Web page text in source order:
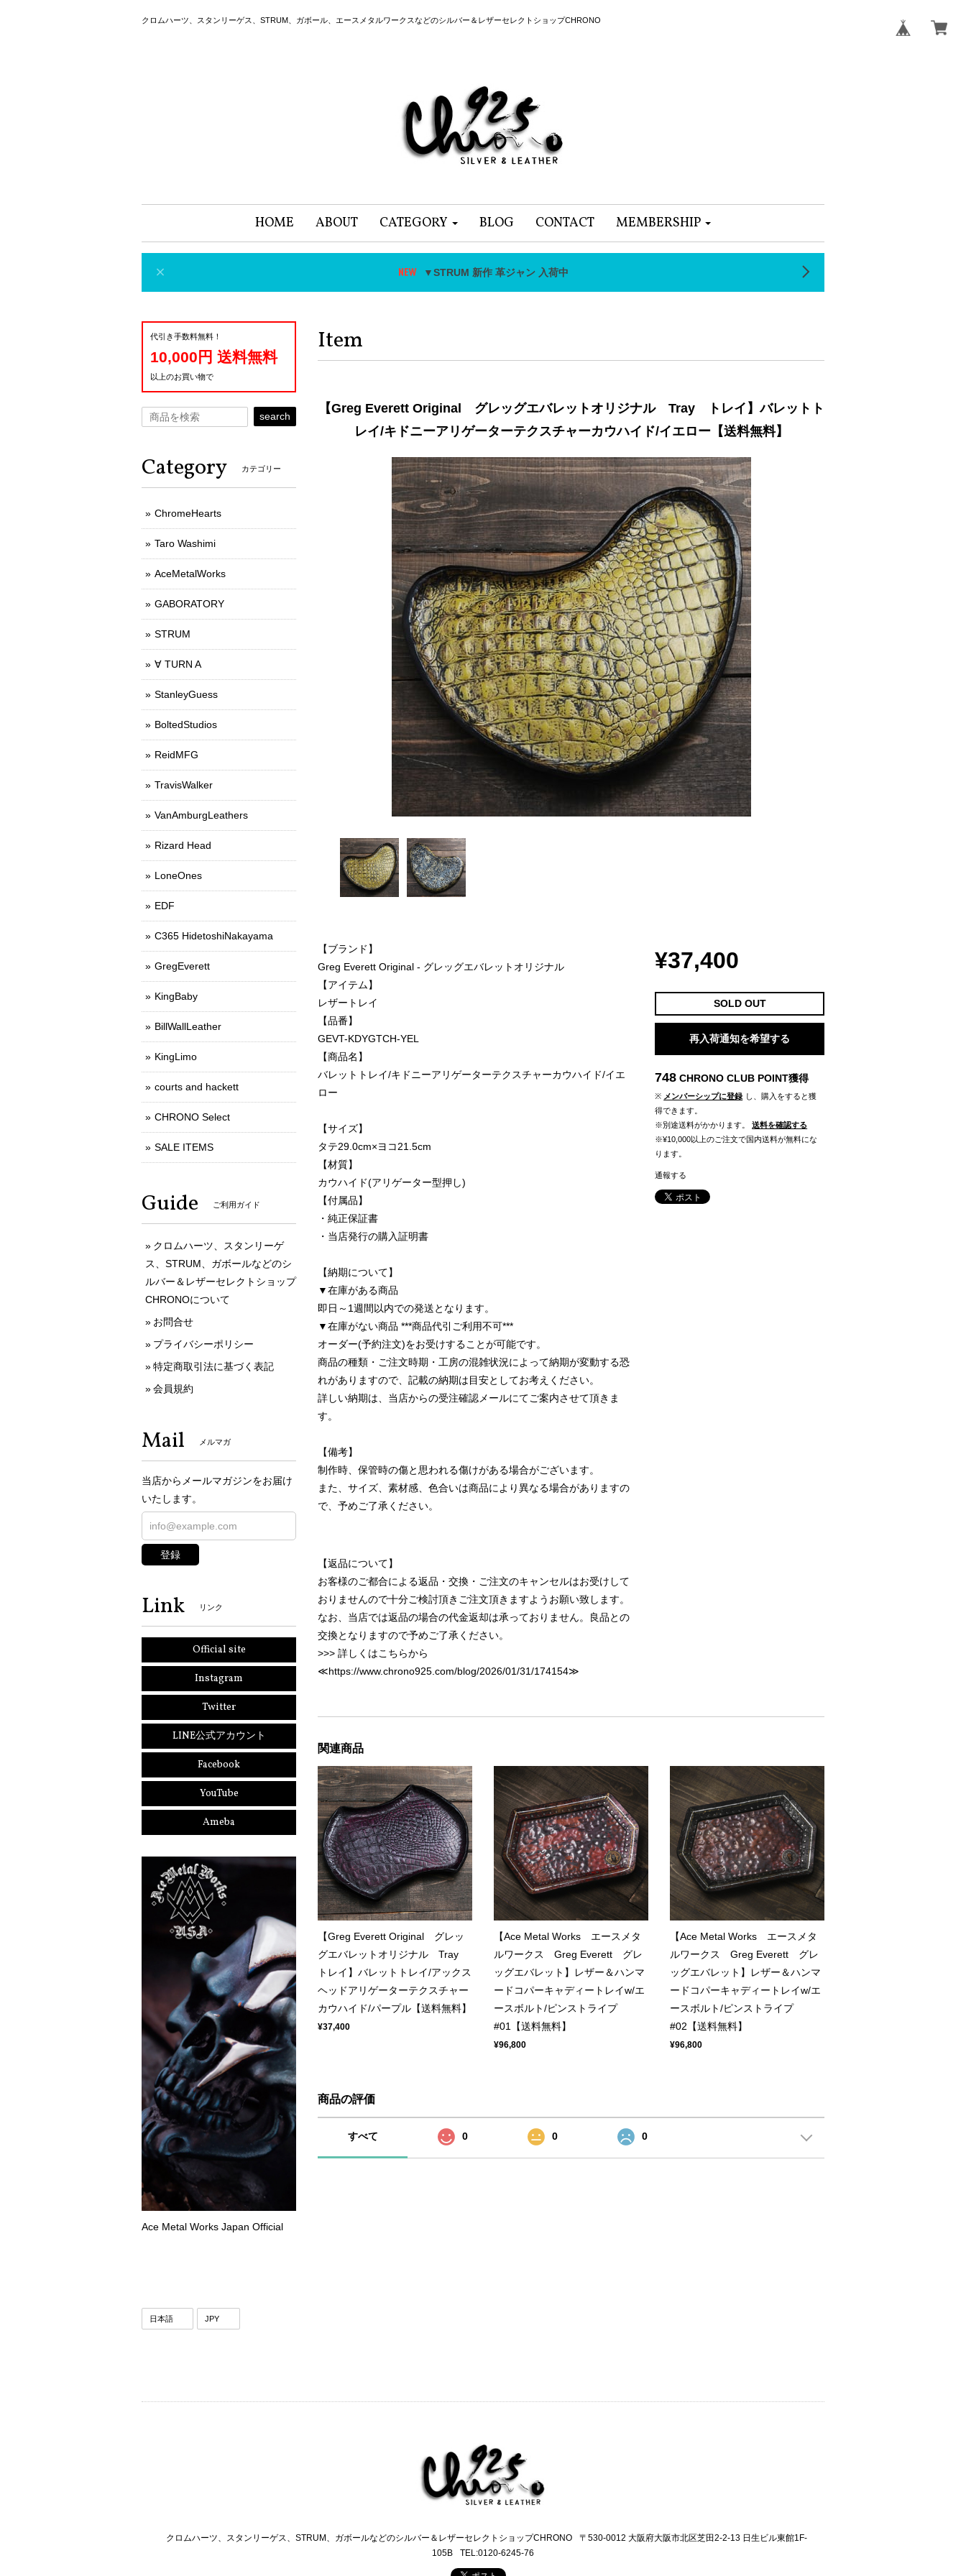
クロムハーツ、スタンリーゲス、STRUM、ガボール、エースメタルワークスなどのシルバー＆レザーセレクトショップCHRONO
HOME ABOUT CATEGORY BLOG CONTACT MEMBERSHIP
▼STRUM 新作 革ジャン 入荷中
Item
【Greg Everett Original グレッグエバレットオリジナル Tray トレイ】バレットト
レイ/キドニーアリゲーターテクスチャーカウハイド/イエロー【送料無料】
【ブランド】
Greg Everett Original - グレッグエバレットオリジナル
【アイテム】
レザートレイ
【品番】
GEVT-KDYGTCH-YEL
【商品名】
バレットトレイ/キドニーアリゲーターテクスチャーカウハイド/イエ
ロー
【サイズ】
タテ29.0cm×ヨコ21.5cm
【材質】
カウハイド(アリゲーター型押し)
【付属品】
・純正保証書
・当店発行の購入証明書
【納期について】
▼在庫がある商品
即日～1週間以内での発送となります。
▼在庫がない商品 ***商品代引ご利用不可***
オーダー(予約注文)をお受けすることが可能です。
商品の種類・ご注文時期・工房の混雑状況によって納期が変動する恐
れがありますので、記載の納期は目安としてお考えください。
詳しい納期は、当店からの受注確認メールにてご案内させて頂きま
す。
【備考】
制作時、保管時の傷と思われる傷けがある場合がございます。
また、サイズ、素材感、色合いは商品により異なる場合がありますの
で、予めご了承ください。
【返品について】
お客様のご都合による返品・交換・ご注文のキャンセルはお受けして
おりませんので十分ご検討頂きご注文頂きますようお願い致します。
なお、当店では返品の場合の代金返却は承っておりません。良品との
交換となりますので予めご了承ください。
>>> 詳しくはこちらから
≪https://www.chrono925.com/blog/2026/01/31/174154≫
¥37,400
SOLD OUT
再入荷通知を希望する
748 CHRONO CLUB POINT獲得
※ メンバーシップに登録 し、購入をすると獲
得できます。
※別途送料がかかります。
送料を確認する
※¥10,000以上のご注文で国内送料が無料にな
ります。
通報する
関連商品
【Greg Everett Original グレッ
グエバレットオリジナル Tray
トレイ】バレットトレイ/アックス
ヘッドアリゲーターテクスチャー
カウハイド/パープル【送料無料】
¥37,400
【Ace Metal Works エースメタ
ルワークス Greg Everett グレ
ッグエバレット】レザー＆ハンマ
ードコパーキャディートレイw/エ
ースボルト/ピンストライプ
#01【送料無料】
¥96,800
【Ace Metal Works エースメタ
ルワークス Greg Everett グレ
ッグエバレット】レザー＆ハンマ
ードコパーキャディートレイw/エ
ースボルト/ピンストライプ
#02【送料無料】
¥96,800
商品の評価
すべて 0 0 0
代引き手数料無料！
10,000円 送料無料
以上のお買い物で
search
Category カテゴリー
ChromeHearts
Taro Washimi
AceMetalWorks
GABORATORY
STRUM
∀ TURN A
StanleyGuess
BoltedStudios
ReidMFG
TravisWalker
VanAmburgLeathers
Rizard Head
LoneOnes
EDF
C365 HidetoshiNakayama
GregEverett
KingBaby
BillWallLeather
KingLimo
courts and hackett
CHRONO Select
SALE ITEMS
Guide ご利用ガイド
クロムハーツ、スタンリーゲ
ス、STRUM、ガボールなどのシ
ルバー＆レザーセレクトショップ
CHRONOについて
お問合せ
プライバシーポリシー
特定商取引法に基づく表記
会員規約
Mail メルマガ
当店からメールマガジンをお届け
いたします。
登録
Link リンク
Official site
Instagram
Twitter
LINE公式アカウント
Facebook
YouTube
Ameba
Ace Metal Works Japan Official
クロムハーツ、スタンリーゲス、STRUM、ガボールなどのシルバー＆レザーセレクトショップCHRONO
〒530-0012 大阪府大阪市北区芝田2-2-13 日生ビル東館1F-
105B
TEL:0120-6245-76